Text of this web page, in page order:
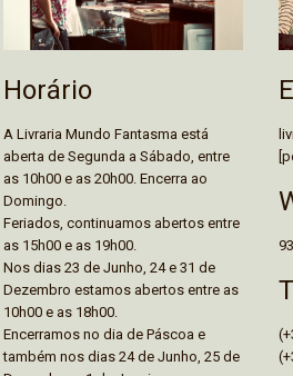
Horário
A Livraria Mundo Fantasma está
aberta de Segunda a Sábado, entre
as 10h00 e as 20h00. Encerra ao
Domingo.
Feriados, continuamos abertos entre
as 15h00 e as 19h00.
Nos dias 23 de Junho, 24 e 31 de
Dezembro estamos abertos entre as
10h00 e as 18h00.
Encerramos no dia de Páscoa e
também nos dias 24 de Junho, 25 de